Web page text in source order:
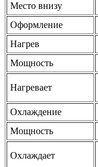
Место внизу
Оформление
Нагрев
Мощность
Нагревает
Охлаждение
Мощность
Охлаждает